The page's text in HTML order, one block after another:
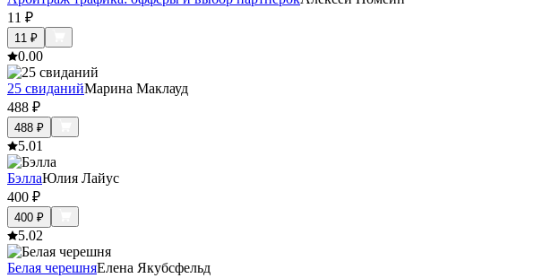
11 ₽
11 ₽
0.00
25 свиданийМарина Маклауд
488 ₽
488 ₽
5.01
БэллаЮлия Лайус
400 ₽
400 ₽
5.02
Белая черешняЕлена Якубсфельд